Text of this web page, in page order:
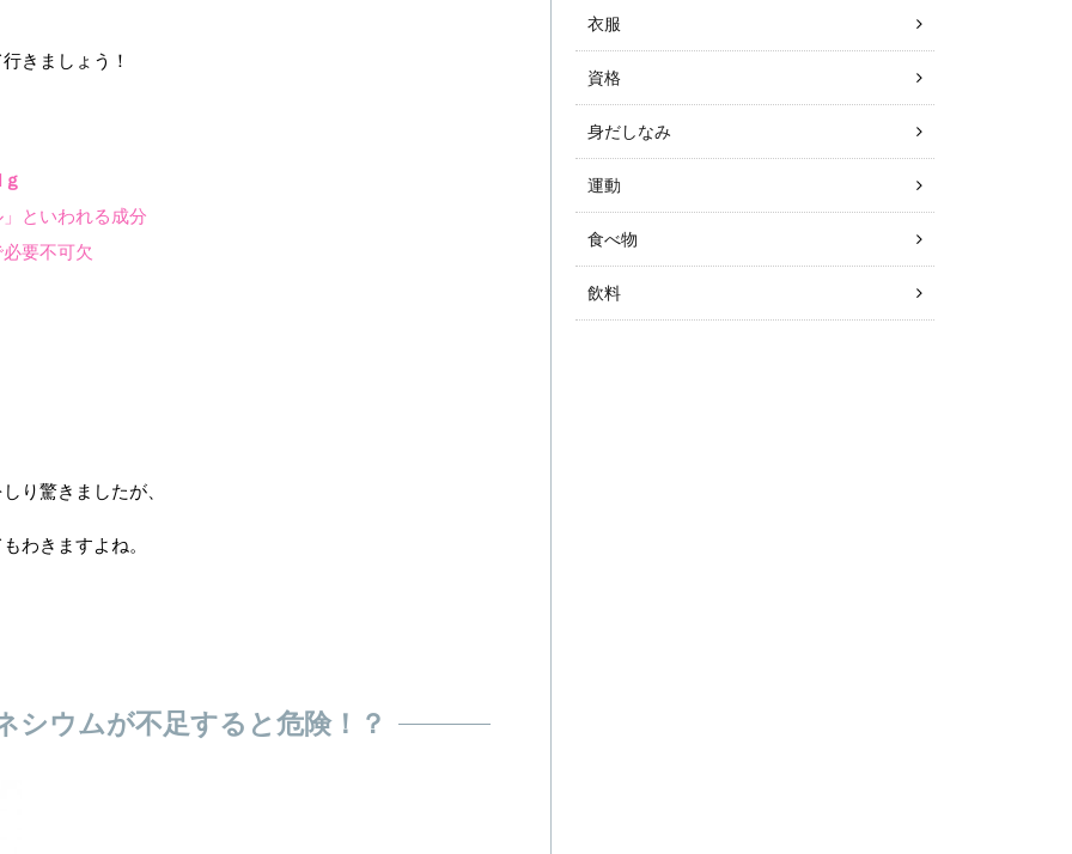
きましょう！
といわれる成分
要不可欠
り驚きましたが、
わきますよね。
シウムが不足すると危険！？
衣服
資格
身だしなみ
運動
食べ物
飲料